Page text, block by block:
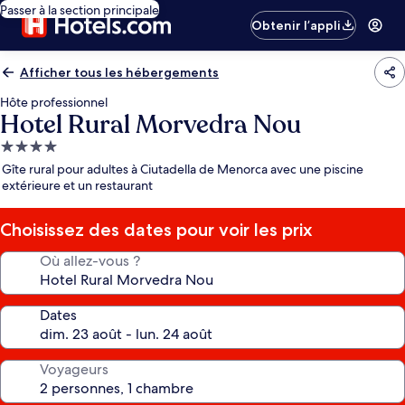
Passer à la section principale
Obtenir l’appli
Afficher tous les hébergements
Hôte professionnel
Hotel Rural Morvedra Nou
Hébergement
4.0 étoiles
Gîte rural pour adultes à Ciutadella de Menorca avec une piscine
extérieure et un restaurant
Choisissez des dates pour voir les prix
Où allez-vous ?
Dates
Voyageurs